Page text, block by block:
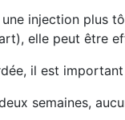
une injection plus
elle peut être
il est
semaines,